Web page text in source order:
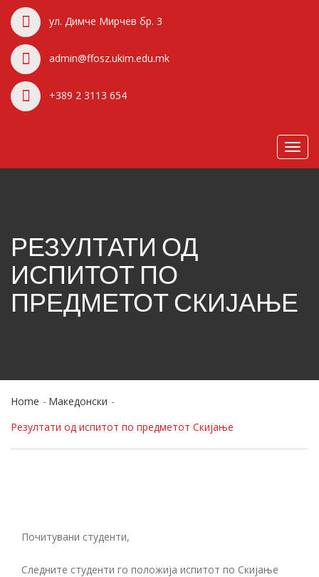
ул. Димче Мирчев бр. 3
admin@ffosz.ukim.edu.mk
+389 2 3113 654
РЕЗУЛТАТИ ОД
ИСПИТОТ ПО
ПРЕДМЕТОТ СКИЈАЊЕ
Home
Македонски
Резултати од испитот по предметот Скијање
Почитувани студенти,
Следните студенти го положија испитот по Скијање